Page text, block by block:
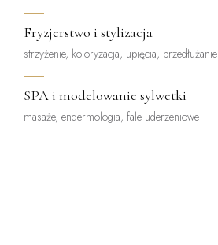
Fryzjerstwo i stylizacja
strzyżenie, koloryzacja, upięcia, przedłużanie
SPA i modelowanie sylwetki
masaże, endermologia, fale uderzeniowe